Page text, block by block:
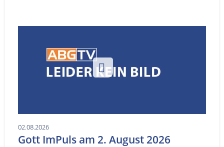
02.08.2026
Gott ImPuls am 2. August 2026